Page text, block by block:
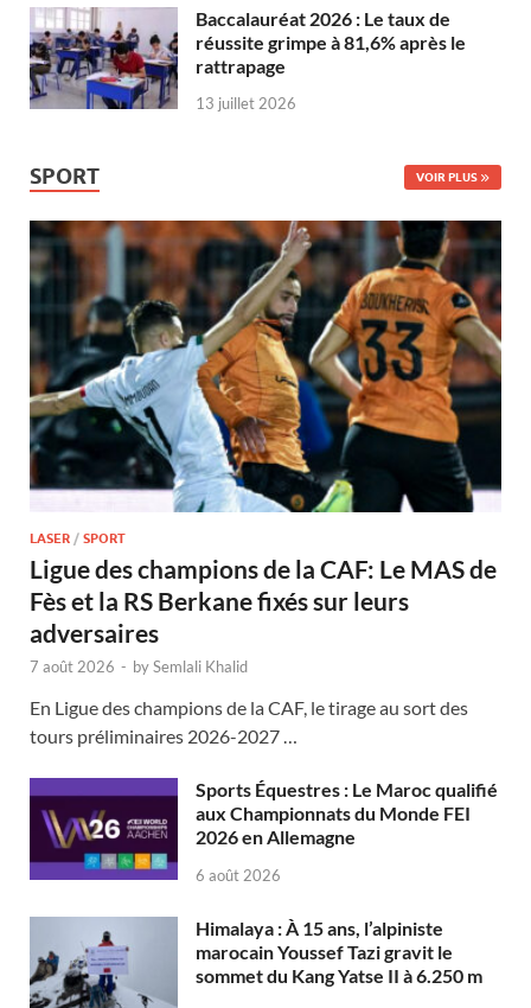
Baccalauréat 2026 : Le taux de
réussite grimpe à 81,6% après le
rattrapage
13 juillet 2026
SPORT VOIR PLUS
LASER / SPORT
Ligue des champions de la CAF: Le MAS de
Fès et la RS Berkane fixés sur leurs
adversaires
7 août 2026 - bySemlali Khalid
En Ligue des champions de la CAF, le tirage au sort des
tours préliminaires 2026-2027 …
Sports Équestres : Le Maroc qualifié
aux Championnats du Monde FEI
2026 en Allemagne
6 août 2026
Himalaya : À 15 ans, l’alpiniste
marocain Youssef Tazi gravit le
sommet du Kang Yatse II à 6.250 m